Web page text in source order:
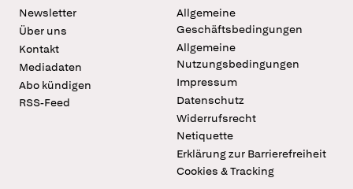
Newsletter
Über uns
Kontakt
Mediadaten
Abo kündigen
RSS-Feed
Allgemeine
Geschäftsbedingungen
Allgemeine
Nutzungsbedingungen
Impressum
Datenschutz
Widerrufsrecht
Netiquette
Erklärung zur Barrierefreiheit
Cookies & Tracking